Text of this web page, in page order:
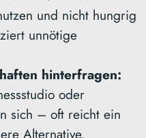
und nicht hungrig
unnötige
hinterfragen:
oder
sich – oft reicht ein
Alternative.